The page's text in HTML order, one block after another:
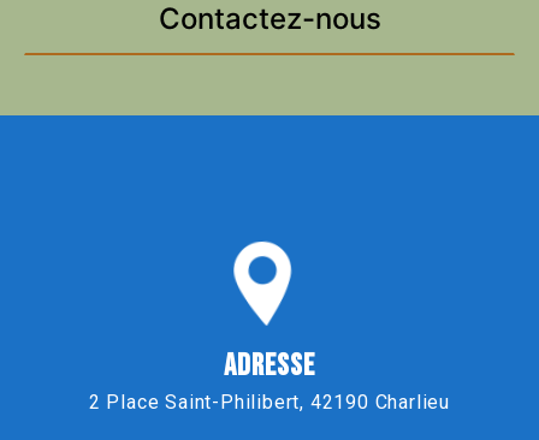
Contactez-nous
ADRESSE
2 Place Saint-Philibert, 42190 Charlieu